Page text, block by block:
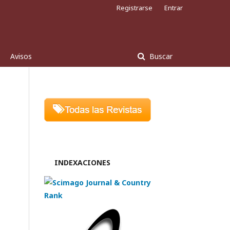
Avisos Buscar
Registrarse Entrar
INDEXACIONES